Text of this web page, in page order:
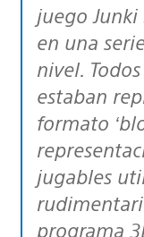
juego
en una
nivel.
estaban
formato
jugables
programa